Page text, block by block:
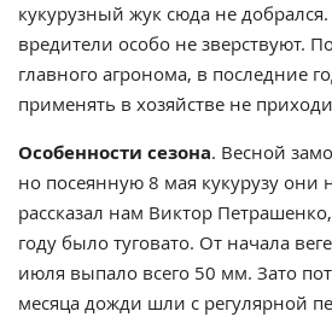
кукурузный жук сюда не
вредители особо не зверствуют.
главного агронома, в последние
применять в хозяйстве не
Особенности сезона. Весной
но посеянную 8 мая кукурузу они
рассказал нам Виктор
году было туговато. От начала
июля выпало всего 50 мм. Зато
месяца дожди шли с регулярной